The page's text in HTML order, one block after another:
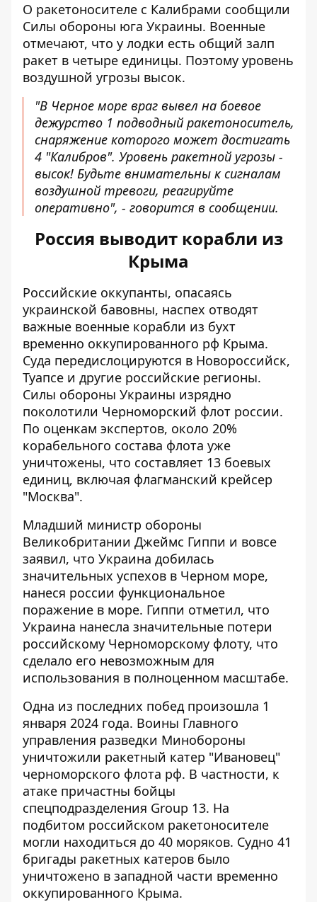
О ракетоносителе с Калибрами сообщили
Силы обороны юга Украины. Военные
отмечают, что у лодки есть общий залп
ракет в четыре единицы. Поэтому уровень
воздушной угрозы высок.
"В Черное море враг вывел на боевое
дежурство 1 подводный ракетоноситель,
снаряжение которого может достигать
4 "Калибров". Уровень ракетной угрозы -
высок! Будьте внимательны к сигналам
воздушной тревоги, реагируйте
оперативно", - говорится в сообщении.
Россия выводит корабли из
Крыма
Российские оккупанты, опасаясь
украинской бавовны, наспех отводят
важные военные корабли из бухт
временно оккупированного рф Крыма.
Суда передислоцируются в Новороссийск,
Туапсе и другие российские регионы.
Силы обороны Украины изрядно
поколотили Черноморский флот россии.
По оценкам экспертов, около 20%
корабельного состава флота уже
уничтожены, что составляет 13 боевых
единиц, включая флагманский крейсер
"Москва".
Младший министр обороны
Великобритании Джеймс Гиппи и вовсе
заявил, что Украина добилась
значительных успехов в Черном море,
нанеся россии функциональное
поражение в море. Гиппи отметил, что
Украина нанесла значительные потери
российскому Черноморскому флоту, что
сделало его невозможным для
использования в полноценном масштабе.
Одна из последних побед произошла 1
января 2024 года. Воины Главного
управления разведки Минобороны
уничтожили ракетный катер "Ивановец"
черноморского флота рф. В частности, к
атаке причастны бойцы
спецподразделения Group 13. На
подбитом российском ракетоносителе
могли находиться до 40 моряков. Судно 41
бригады ракетных катеров было
уничтожено в западной части временно
оккупированного Крыма.